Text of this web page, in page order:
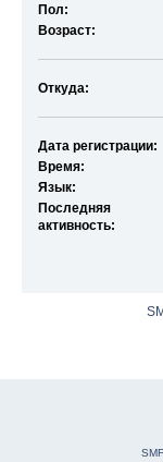
Пол:
Возраст:
Откуда:
Дата регистрации:
Время:
Язык:
Последняя
активность: